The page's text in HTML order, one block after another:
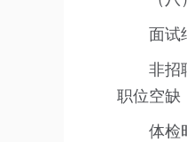
面试
非招
职位空缺
体检